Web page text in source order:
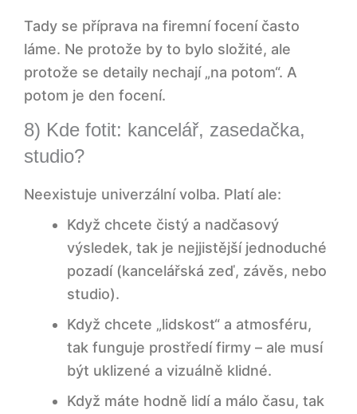
Tady se příprava na firemní focení často
láme. Ne protože by to bylo složité, ale
protože se detaily nechají „na potom“. A
potom je den focení.
8) Kde fotit: kancelář, zasedačka,
studio?
Neexistuje univerzální volba. Platí ale:
Když chcete čistý a nadčasový
výsledek, tak je nejjistější jednoduché
pozadí (kancelářská zeď, závěs, nebo
studio).
Když chcete „lidskost“ a atmosféru,
tak funguje prostředí firmy – ale musí
být uklizené a vizuálně klidné.
Když máte hodně lidí a málo času, tak